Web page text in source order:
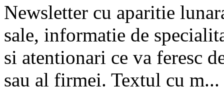
Newsletter cu aparitie
sale, informatie de
si atentionari ce va feresc
sau al firmei. Textul cu m...